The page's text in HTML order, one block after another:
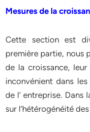
Mesures de la
Cette section est
première partie, nous
de la croissance,
inconvénient dans
de l’ entreprise. Dans
sur l’hétérogénéité